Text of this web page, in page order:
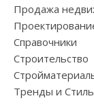
Продажа
Справочники
Строительство
Тренды и Стиль